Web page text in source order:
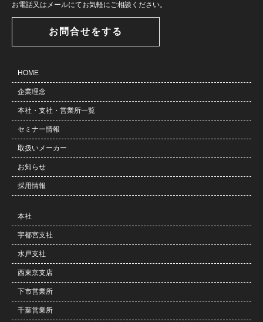
お電話又はメールにてお気軽にご相談ください。
お問合せをする
HOME
企業理念
本社・支社・営業所一覧
セミナー情報
取扱いメーカー
お知らせ
採用情報
本社
宇都宮支社
水戸支社
西東京支店
下市営業所
千葉営業所